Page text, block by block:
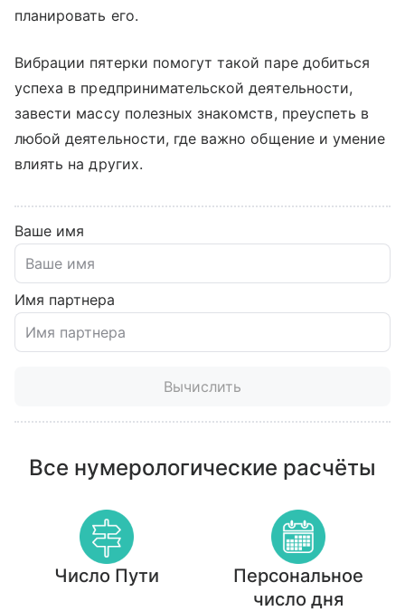
планировать его.
Вибрации пятерки помогут такой паре добиться
успеха в предпринимательской деятельности,
завести массу полезных знакомств, преуспеть в
любой деятельности, где важно общение и умение
влиять на других.
Ваше имя
Имя партнера
Вычислить
Все нумерологические расчёты
Число Пути
Персональное
число дня